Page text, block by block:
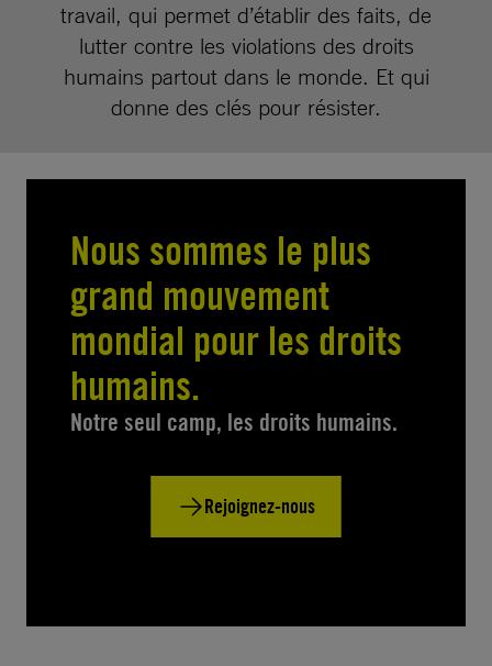
travail, qui permet d’établir des faits, de
lutter contre les violations des droits
humains partout dans le monde. Et qui
donne des clés pour résister.
Nous sommes le plus
grand mouvement
mondial pour les droits
humains.
Notre seul camp, les droits humains.
Rejoignez-nous